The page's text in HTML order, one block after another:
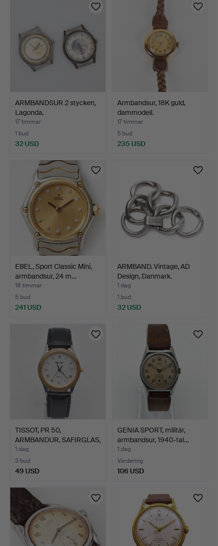
ARMBANDSUR 2 stycken,
Lagonda.
17 timmar
1 bud
32 USD
Armbandsur, 18K guld,
dammodell.
17 timmar
5 bud
235 USD
EBEL, Sport Classic Mini,
armbandsur, 24 m…
18 timmar
5 bud
241 USD
ARMBAND. Vintage, AD
Design, Danmark.
1 dag
1 bud
32 USD
TISSOT, PR 50,
ARMBANDUR, SAFIRGLAS,
DAYDA…
1 dag
3 bud
49 USD
GENIA SPORT, militär,
armbandsur, 1940-tal…
1 dag
Värdering
106 USD